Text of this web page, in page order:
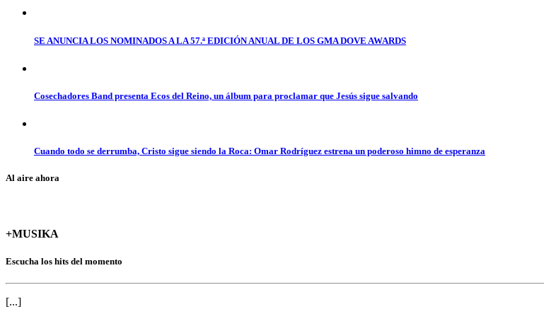
SE ANUNCIA LOS NOMINADOS A LA 57.ª EDICIÓN ANUAL DE LOS GMA DOVE AWARDS
Cosechadores Band presenta Ecos del Reino, un álbum para proclamar que Jesús sigue salvando
Cuando todo se derrumba, Cristo sigue siendo la Roca: Omar Rodríguez estrena un poderoso himno de esperanza
Al aire ahora
+MUSIKA
Escucha los hits del momento
[...]